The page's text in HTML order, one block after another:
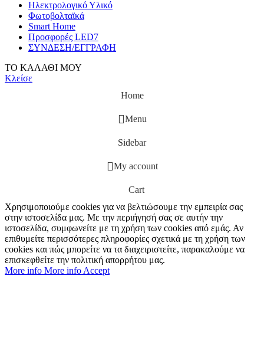
Ηλεκτρολογικό Υλικό
Φωτοβολταϊκά
Smart Home
Προσφορές LED7
ΣΥΝΔΕΣΗ/ΕΓΓΡΑΦΗ
ΤΟ ΚΑΛΑΘΙ ΜΟΥ
Κλείσε
Home
Menu
Sidebar
My account
Cart
Χρησιμοποιούμε cookies για να βελτιώσουμε την εμπειρία σας
στην ιστοσελίδα μας. Με την περιήγησή σας σε αυτήν την
ιστοσελίδα, συμφωνείτε με τη χρήση των cookies από εμάς. Αν
επιθυμείτε περισσότερες πληροφορίες σχετικά με τη χρήση των
cookies και πώς μπορείτε να τα διαχειριστείτε, παρακαλούμε να
επισκεφθείτε την πολιτική απορρήτου μας.
More info More info Accept